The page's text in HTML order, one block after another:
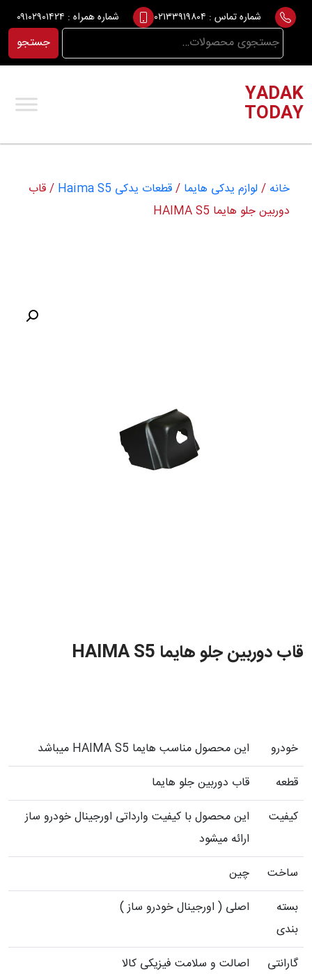
Skip
content
شماره تماس : ۰۲۱۳۳۹۱۹۸۰۴ شماره همراه : ۰۹۱۰۲۹۰۱۴۲۴
جستجو
برای:
جستجو
YADAK
TODAY
خانه / لوازم یدکی هایما /قطعات یدکی Haima S5
/ قاب
دوربین جلو هایما HAIMA S5
قاب دوربین جلو هایما HAIMA S5
خودرو
این محصول مناسب هایما HAIMA S5 میباشد
قطعه
قاب دوربین جلو هایما
کیفیت
این محصول با کیفیت وارداتی اورجینال خودرو ساز
ارائه میشود
ساخت
چین
بسته
بندی
اصلی ( اورجینال خودرو ساز )
گارانتی اصالت و سلامت فیزیکی کالا